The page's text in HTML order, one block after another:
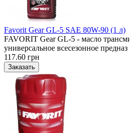
Favorit Gear GL-5 SAE 80W-90 (1 л)
FAVORIT Gear GL-5 - масло
универсальное всесезонное предназ
117.60 грн